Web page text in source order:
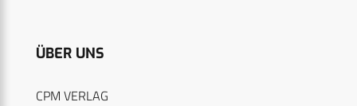
ÜBER UNS
CPM VERLAG